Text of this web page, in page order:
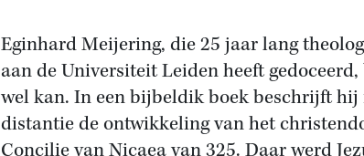
Eginhard Meijering, die 25 jaar lang
aan de Universiteit Leiden heeft
wel kan. In een bijbeldik boek beschrijft hij
distantie de ontwikkeling van het